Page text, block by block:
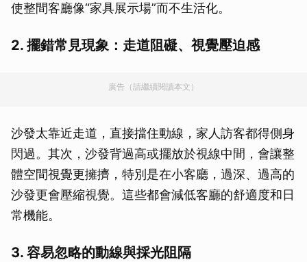
使整間客廳像“家具展示場”而不生活化。
2. 擺錯常見現象：走道阻礙、視覺壓迫感
廣告（請繼續閱讀本文）
沙發太靠近走道，直接擋住動線，家人訪客都得側身
閃過。其次，沙發背過高或擺放於視線中間，會讓整
體空間視覺更擁擠，特別是在小客廳，過深、過高的
沙發更會壓縮視覺。這些都會減低客廳的舒適度和日
常機能。
3. 容易忽略的動線與採光阻隔